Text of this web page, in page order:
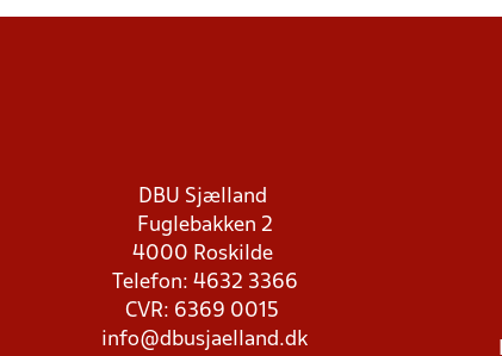
DBU Sjælland
Fuglebakken 2
4000 Roskilde
Telefon: 4632 3366
CVR: 6369 0015
info@dbusjaelland.dk